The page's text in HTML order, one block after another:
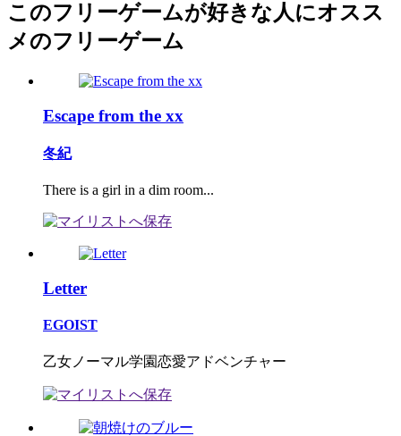
このフリーゲームが好きな人にオスス
メのフリーゲーム
Escape from the xx
冬紀
There is a girl in a dim room...
Letter
EGOIST
乙女ノーマル学園恋愛アドベンチャー